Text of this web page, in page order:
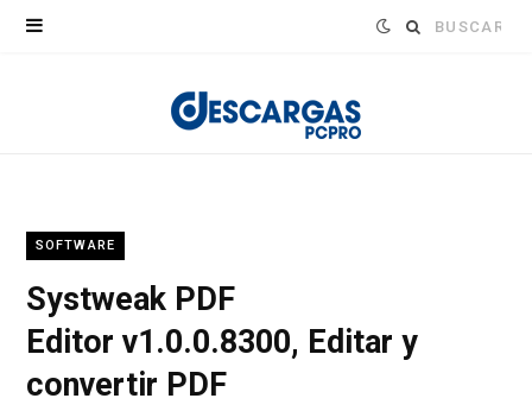
Buscar:
SOFTWARE
Systweak PDF
Editor v1.0.0.8300, Editar y
convertir PDF